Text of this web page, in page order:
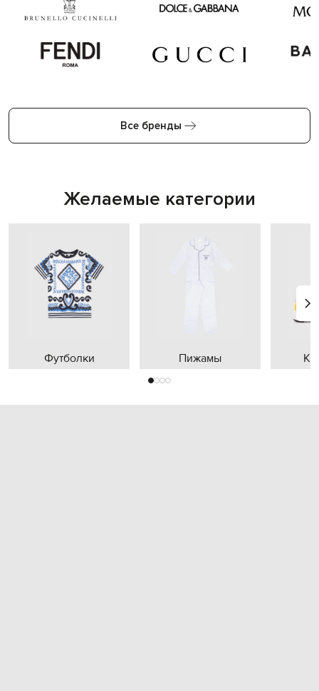
Все бренды
Желаемые категории
Футболки Пижамы